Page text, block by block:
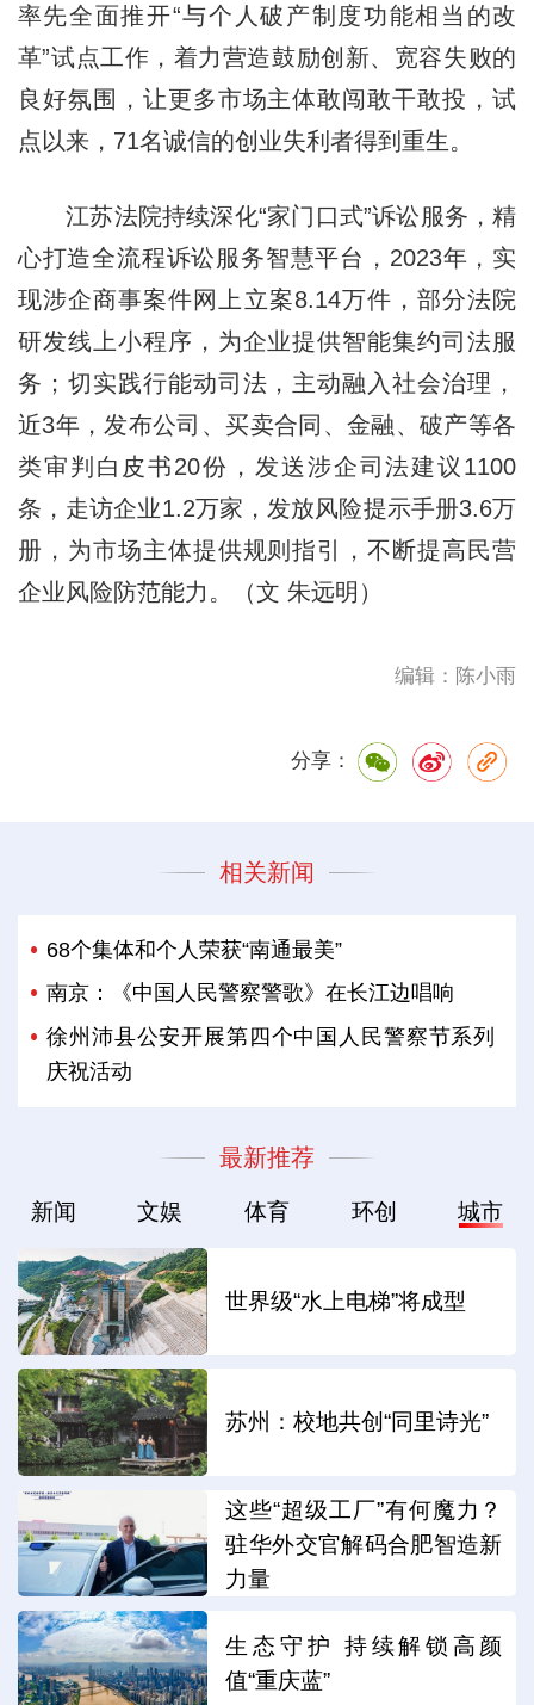
率先全面推开“与个人破产制度功能相当的改
革”试点工作，着力营造鼓励创新、宽容失败的
良好氛围，让更多市场主体敢闯敢干敢投，试
点以来，71名诚信的创业失利者得到重生。
江苏法院持续深化“家门口式”诉讼服务，精
心打造全流程诉讼服务智慧平台，2023年，实
现涉企商事案件网上立案8.14万件，部分法院
研发线上小程序，为企业提供智能集约司法服
务；切实践行能动司法，主动融入社会治理，
近3年，发布公司、买卖合同、金融、破产等各
类审判白皮书20份，发送涉企司法建议1100
条，走访企业1.2万家，发放风险提示手册3.6万
册，为市场主体提供规则指引，不断提高民营
企业风险防范能力。（文 朱远明）
编辑：陈小雨
分享：
相关新闻
68个集体和个人荣获“南通最美”
南京：《中国人民警察警歌》在长江边唱响
徐州沛县公安开展第四个中国人民警察节系列
庆祝活动
最新推荐
新闻 文娱 体育 环创 城市
世界级“水上电梯”将成型
苏州：校地共创“同里诗光”
这些“超级工厂”有何魔力？
驻华外交官解码合肥智造新
力量
生态守护 持续解锁高颜
值“重庆蓝”